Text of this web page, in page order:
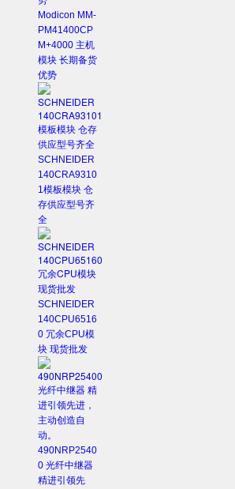
Modicon MM-
PM41400CP
M+4000 主机
模块 长期备货
优势
SCHNEIDER
140CRA9310
1模板模块 仓
存供应型号齐
全
SCHNEIDER
140CPU6516
0 冗余CPU模
块 现货批发
490NRP2540
0 光纤中继器
精进引领先